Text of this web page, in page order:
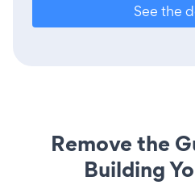
See the
Remove the
Building